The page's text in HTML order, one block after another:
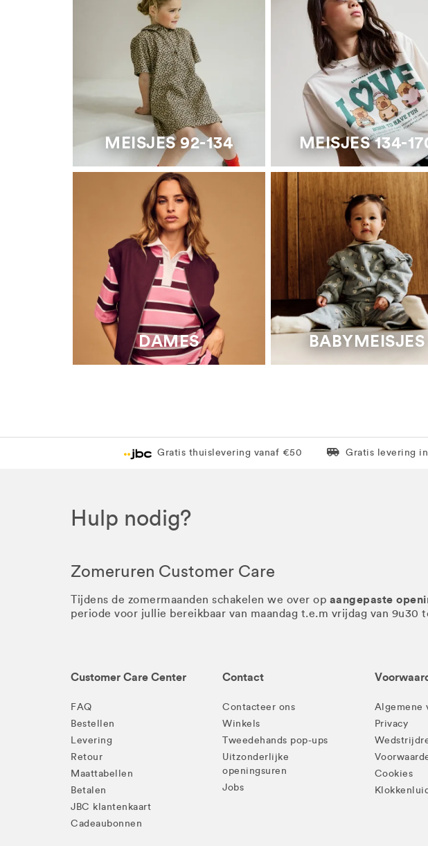
MEISJES 92-134 MEISJES 134-
DAMES BABYMEISJES
Gratis thuislevering vanaf €50 Levering in 1
Gratis levering
Hulp nodig?
Zomeruren Customer Care
Tijdens de zomermaanden schakelen we over op aangepaste
periode voor jullie bereikbaar van maandag t.e.m vrijdag van 9u30
Customer Care Center
FAQ
Bestellen
Levering
Retour
Maattabellen
Betalen
JBC klantenkaart
Cadeaubonnen
Contact
Contacteer ons
Winkels
Tweedehands pop-ups
Uitzonderlijke
openingsuren
Jobs
Algemene
Privacy
Cookies